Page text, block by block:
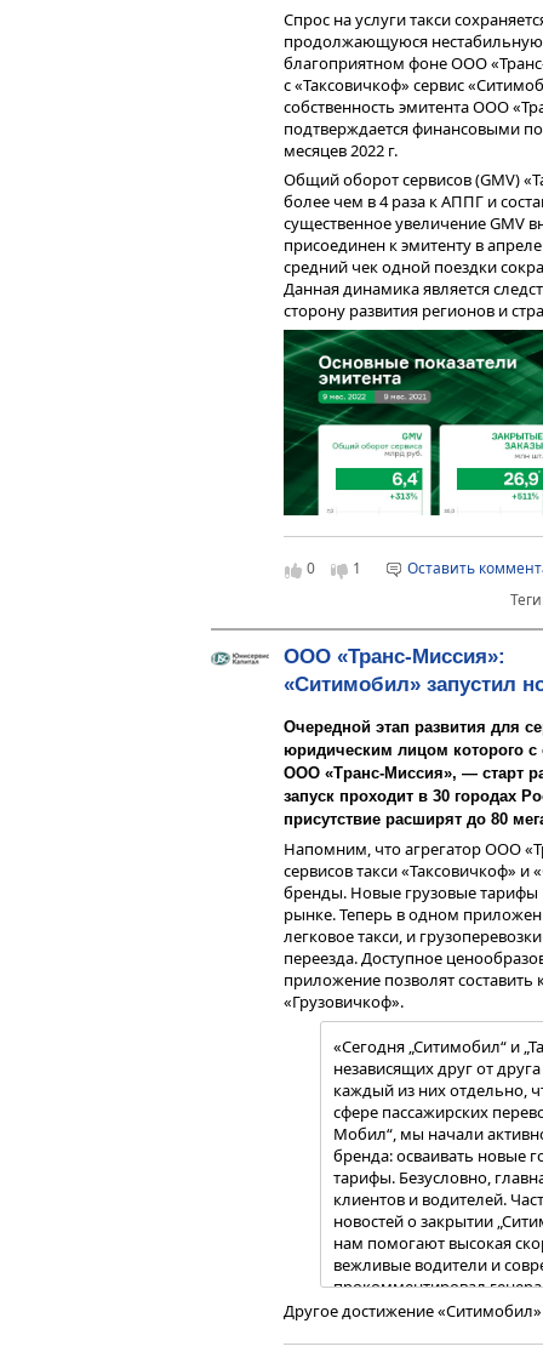
Генеральный директор ООО
«В первую очередь, мы
„Ситимобил“. У нас есть
городах, в том числе за
которая предоставляет
новый личный
автомобиля, сниженную
мотивации. Цель проекта
уменьшение времени
Для усиления бренда
стратегия, в том числе
брендированных
намерены вывести на
автомобилей».
В рамках же проекта
региональную экспансию —
населением до 100 тыс.
присутствия на мировом рынке
такси в Нигерии и Анголе.
Спрос на услуги такси
продолжающуюся
благоприятном фоне ООО
с «Таксовичкоф» сервис
собственность эмитента ООО
подтверждается финансовыми
месяцев 2022 г.
Общий оборот сервисов (GMV)
более чем в 4 раза к АППГ и
существенное увеличение GMV
присоединен к эмитенту в
средний чек одной поездки
Данная динамика является
сторону развития регионов и
Столь серьёзные изменения в
своё отражение в основных
года.
Выручка выросла на
Чистая прибыль
значения 217,8 млн руб.
EBITDA LTM также
263,4 млн руб.
Напомним, что приобретение
возможным, в том числе,
ООО «Круиз» (владелец бренда
0 1
Оставить
ООО «Транс-Миссия»:
«Ситимобил» запустил
Очередной этап развития для
юридическим лицом которого с
ООО «Транс-Миссия», — старт
запуск проходит в 30 городах
присутствие расширят до 80
Напомним, что агрегатор ООО
сервисов такси «Таксовичкоф»
бренды. Новые грузовые тарифы
рынке. Теперь в одном
легковое такси, и
переезда. Доступное
приложение позволят
«Грузовичкоф».
«Сегодня „Ситимобил“ и
независящих друг от
каждый из них отдельно,
сфере пассажирских
Мобил“, мы начали
бренда: осваивать новые
тарифы. Безусловно,
клиентов и водителей.
новостей о закрытии
нам помогают высокая
вежливые водители и
прокомментировал
Миссия» Максим Федоров.
Другое достижение